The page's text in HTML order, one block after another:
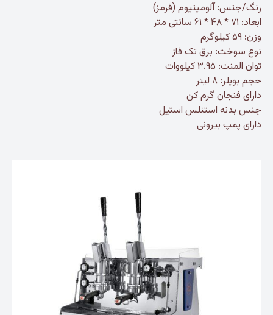
رنگ/جنس: آلومینیوم (قرمز)
ابعاد: ۷۱ * ۴۸ * ۶۱ سانتی متر
وزن: ۵۹ کیلوگرم
نوع سوخت: برق تک فاز
توان المنت: ۳.۹۵ کیلووات
حجم بویلر: ۸ لیتر
دارای فنجان گرم کن
جنس بدنه استنلس استیل
دارای پمپ بیرونی